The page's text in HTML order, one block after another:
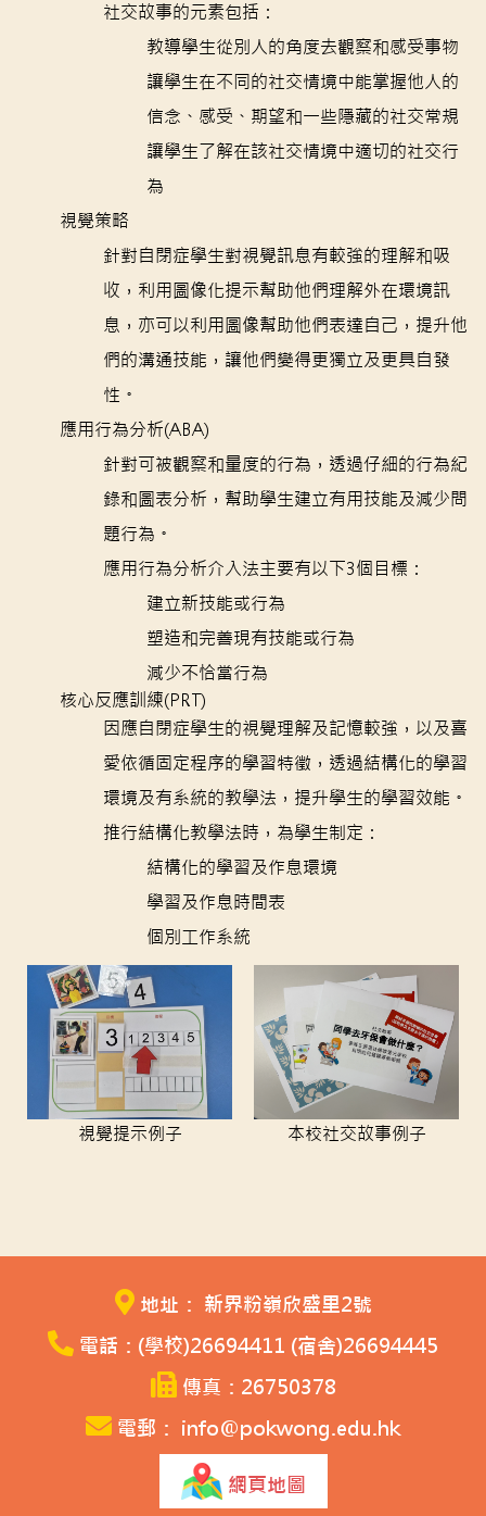
社交故事的元素包括：
教導學生從別人的角度去觀察和感受事物
讓學生在不同的社交情境中能掌握他人的
信念、感受、期望和一些隱藏的社交常規
讓學生了解在該社交情境中適切的社交行
為
視覺策略
針對自閉症學生對視覺訊息有較強的理解和吸
收，利用圖像化提示幫助他們理解外在環境訊
息，亦可以利用圖像幫助他們表達自己，提升他
們的溝通技能，讓他們變得更獨立及更具自發
性。
應用行為分析(ABA)
針對可被觀察和量度的行為，透過仔細的行為紀
錄和圖表分析，幫助學生建立有用技能及減少問
題行為。
應用行為分析介入法主要有以下3個目標：
建立新技能或行為
塑造和完善現有技能或行為
減少不恰當行為
核心反應訓練(PRT)
因應自閉症學生的視覺理解及記憶較強，以及喜
愛依循固定程序的學習特徵，透過結構化的學習
環境及有系統的教學法，提升學生的學習效能。
推行結構化教學法時，為學生制定：
結構化的學習及作息環境
學習及作息時間表
個別工作系統
視覺提示例子 本校社交故事例子
地址： 新界粉嶺欣盛里2號
電話：(學校)26694411 (宿舍)26694445
傳真：26750378
電郵： info@pokwong.edu.hk
網頁地圖